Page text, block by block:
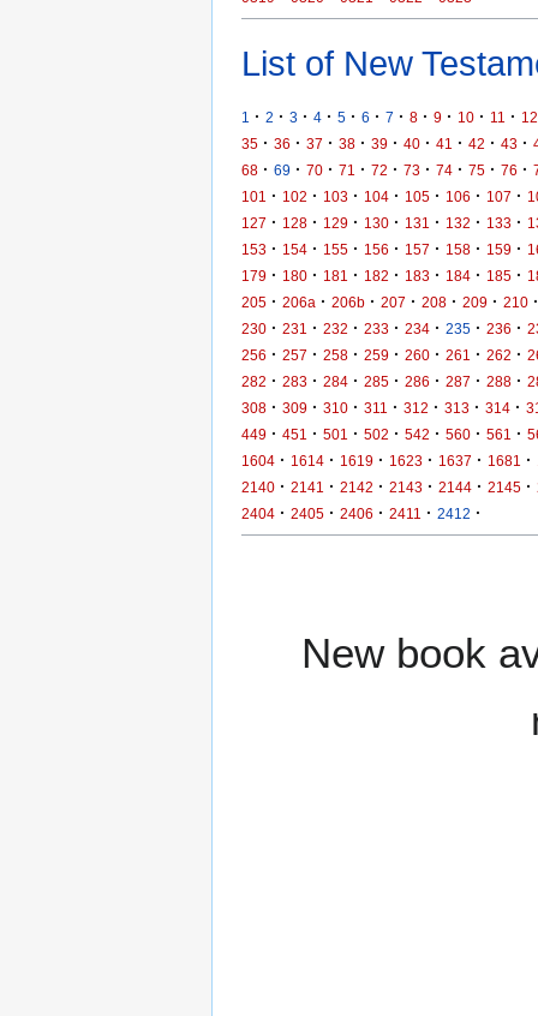
List of New
1 · 2 · 3 · 4 · 5 · 6 · 7 · 8 · 9 · 10 · 11 · 12
35 · 36 · 37 · 38 · 39 · 40 · 41 · 42 · 43 ·
68 · 69 · 70 · 71 · 72 · 73 · 74 · 75 · 76 ·
101
· 102 · 103 · 104 · 105 · 106 · 107 ·
127 · 128 · 129 · 130 · 131 · 132 · 133 ·
153 · 154 · 155 · 156 · 157 · 158 · 159 ·
179 · 180 · 181 · 182 · 183 · 184 · 185 ·
205 · 206a · 206b · 207 · 208 · 209 · 210 ·
230 · 231 · 232 · 233 · 234 · 235 · 236 ·
256 · 257 · 258 · 259 · 260 · 261 · 262 ·
282 · 283 · 284 · 285 · 286 · 287 · 288 ·
308 · 309 · 310 · 311 · 312 · 313 · 314 ·
449 · 451 · 501 · 502 · 542 · 560 · 561 ·
1604 · 1614 · 1619 · 1623 · 1637 · 1681 ·
2140 · 2141 · 2142 · 2143 · 2144 · 2145 ·
2404 · 2405 · 2406 · 2411 · 2412 ·
New book